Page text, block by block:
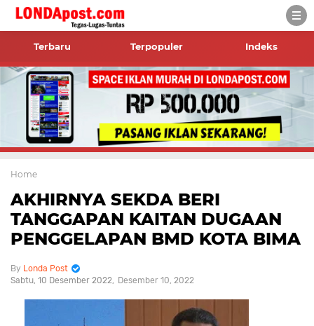
Terbaru Terpopuler Indeks
Home
AKHIRNYA SEKDA BERI
TANGGAPAN KAITAN DUGAAN
PENGGELAPAN BMD KOTA BIMA
Londa Post
Sabtu, 10 Desember 2022
Desember 10, 2022